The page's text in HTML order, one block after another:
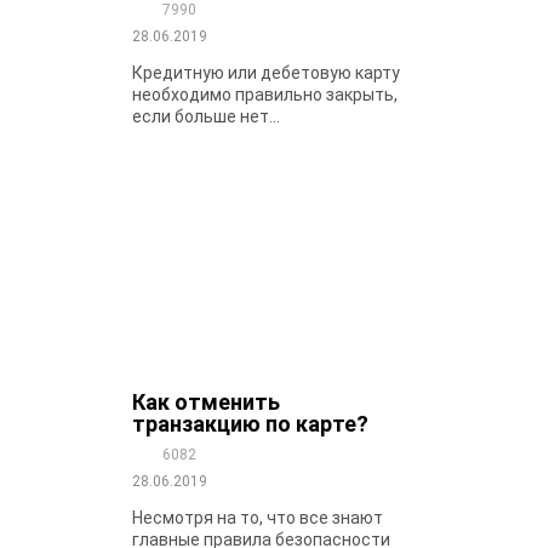
7990
28.06.2019
Кредитную или дебетовую карту
необходимо правильно закрыть,
если больше нет...
Как отменить
транзакцию по карте?
6082
28.06.2019
Несмотря на то, что все знают
главные правила безопасности